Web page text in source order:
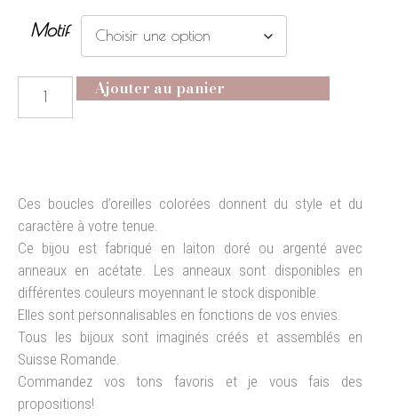
Motif
Ajouter au panier
Ces boucles d’oreilles colorées donnent du style et du
caractère à votre tenue.
Ce bijou est fabriqué en laiton doré ou argenté avec
anneaux en acétate. Les anneaux sont disponibles en
différentes couleurs moyennant le stock disponible.
Elles sont personnalisables en fonctions de vos envies.
Tous les bijoux sont imaginés créés et assemblés en
Suisse Romande.
Commandez vos tons favoris et je vous fais des
propositions!